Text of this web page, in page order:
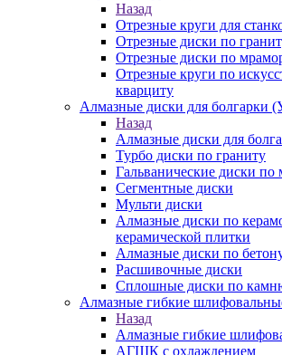
Назад
Отрезные круги для
Отрезные диски по
Отрезные диски по
Отрезные круги по
кварциту
Алмазные диски для
Назад
Алмазные диски для
Турбо диски по граниту
Гальванические диски по
Сегментные диски
Мульти диски
Алмазные диски по
керамической плитки
Алмазные диски по
Расшивочные диски
Сплошные диски по
Алмазные гибкие
Назад
Алмазные гибкие
АГШК с охлаждением